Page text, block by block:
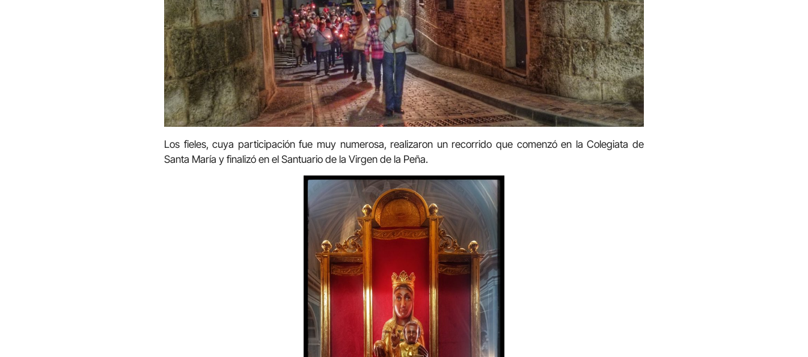
Los fieles, cuya participación fue muy numerosa, realizaron un recorrido que comenzó en la Colegiata de
Santa María y finalizó en el Santuario de la Virgen de la Peña.